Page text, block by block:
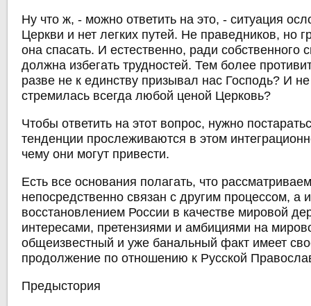
Ну что ж, - можно ответить на это, - ситуация
Церкви и нет легких путей. Не праведников, но
она спасать. И естественно, ради собственного
должна избегать трудностей. Тем более
разве не к единству призывал нас Господь? И
стремилась всегда любой ценой Церковь?
Чтобы ответить на этот вопрос, нужно
тенденции прослеживаются в этом
чему они могут привести.
Есть все основания полагать, что
непосредственно связан с другим процессом, а
восстановлением России в качестве мировой
интересами, претензиями и амбициями на
общеизвестный и уже банальный факт имеет
продолжение по отношению к Русской
Предыстория